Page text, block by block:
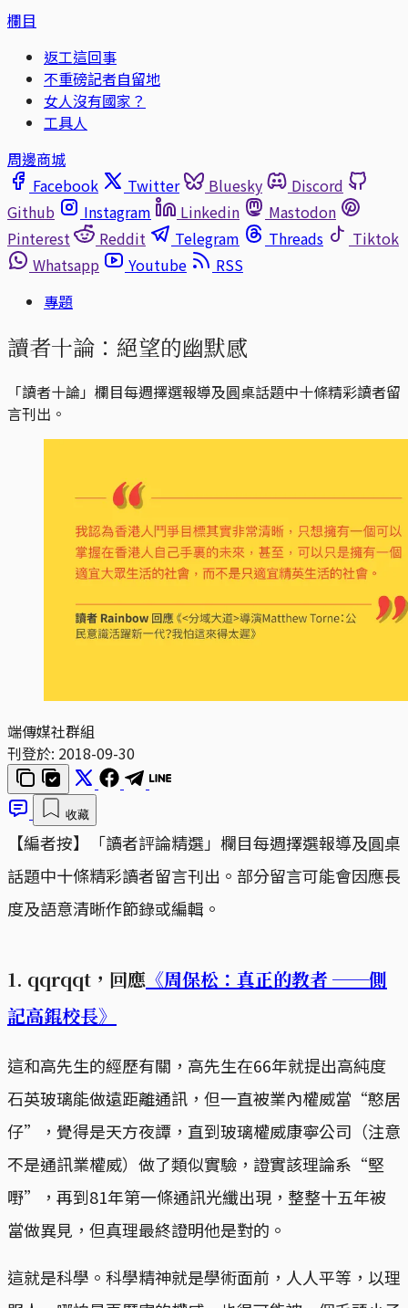
欄目
返工這回事
不重磅記者自留地
女人沒有國家？
工具人
周邊商城
Facebook
Twitter Bluesky
Discord
Github
Instagram Linkedin
Mastodon
Pinterest
Reddit Telegram Threads
Tiktok
Whatsapp
Youtube
RSS
專題
讀者十論：絕望的幽默感
「讀者十論」欄目每週擇選報導及圓桌話題中十條精彩讀者留
言刊出。
端傳媒社群組
刊登於: 2018-09-30
收藏
【編者按】「讀者評論精選」欄目每週擇選報導及圓桌
話題中十條精彩讀者留言刊出。部分留言可能會因應長
度及語意清晰作節錄或編輯。
1. qqrqqt，回應 《周保松：真正的教者 ──側
記高錕校長》
這和高先生的經歷有關，高先生在66年就提出高純度
石英玻璃能做遠距離通訊，但一直被業內權威當“憨居
仔”，覺得是天方夜譚，直到玻璃權威康寧公司（注意
不是通訊業權威）做了類似實驗，證實該理論系“堅
嘢”，再到81年第一條通訊光纖出現，整整十五年被
當做異見，但真理最終證明他是對的。
這就是科學。科學精神就是學術面前，人人平等，以理